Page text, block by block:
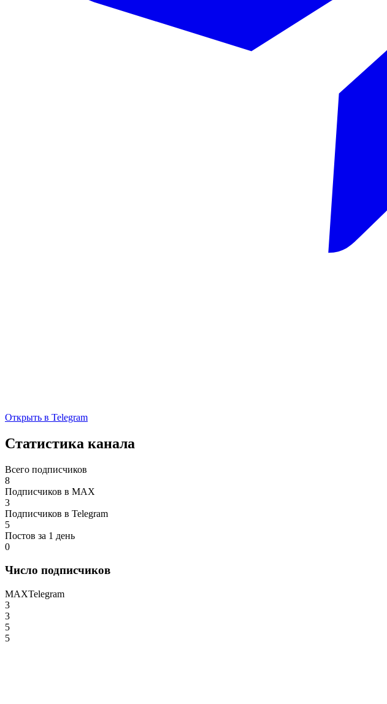
Открыть в Telegram
Статистика канала
Всего подписчиков
8
Подписчиков в MAX
3
Подписчиков в Telegram
5
Постов за 1 день
0
Число подписчиков
MAXTelegram
3
3
5
5